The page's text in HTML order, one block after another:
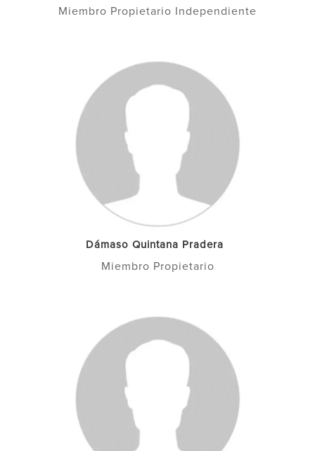
Miembro Propietario Independiente
Dámaso Quintana Pradera
Miembro Propietario